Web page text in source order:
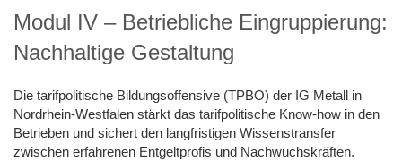
Modul IV – Betriebliche Eingruppierung:
Nachhaltige Gestaltung
Die tarifpolitische Bildungsoffensive (TPBO) der IG Metall in
Nordrhein-Westfalen stärkt das tarifpolitische Know-how in den
Betrieben und sichert den langfristigen Wissenstransfer
zwischen erfahrenen Entgeltprofis und Nachwuchskräften.